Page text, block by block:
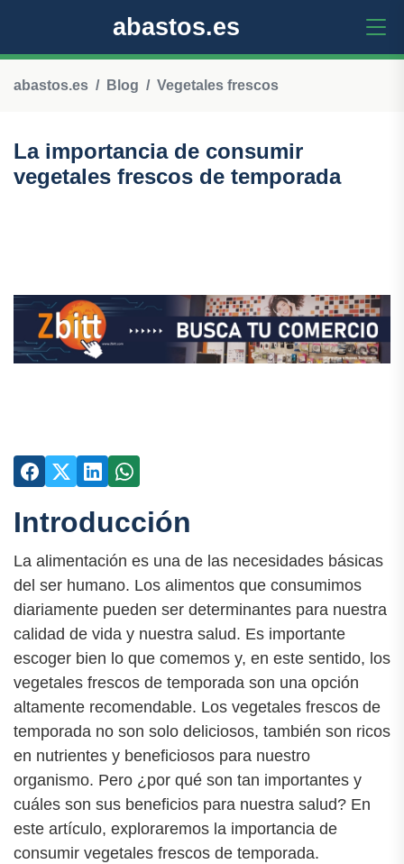
abastos.es
abastos.es Blog Vegetales frescos
La importancia de consumir
vegetales frescos de temporada
Introducción
La alimentación es una de las necesidades básicas
del ser humano. Los alimentos que consumimos
diariamente pueden ser determinantes para nuestra
calidad de vida y nuestra salud. Es importante
escoger bien lo que comemos y, en este sentido, los
vegetales frescos de temporada son una opción
altamente recomendable. Los vegetales frescos de
temporada no son solo deliciosos, también son ricos
en nutrientes y beneficiosos para nuestro
organismo. Pero ¿por qué son tan importantes y
cuáles son sus beneficios para nuestra salud? En
este artículo, exploraremos la importancia de
consumir vegetales frescos de temporada.